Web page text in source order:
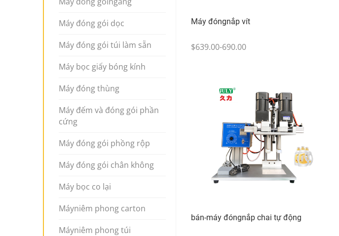
Máy đóngnắp vít
$639.00-690.00
bán-máy đóngnắp chai tự động
Máy đóng gói dọc
Máy đóng gói túi làm sẵn
Máy bọc giấy bóng kính
Máy đóng thùng
Máy đếm và đóng gói phần
cứng
Máy đóng gói phồng rộp
Máy đóng gói chân không
Máy bọc co lại
Máyniêm phong carton
Máyniêm phong túi